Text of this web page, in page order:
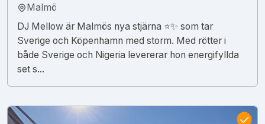
Malmö
DJ Mellow är Malmös nya stjärna ⭐️✨ som tar
Sverige och Köpenhamn med storm. Med rötter i
både Sverige och Nigeria levererar hon energifyllda
set s...